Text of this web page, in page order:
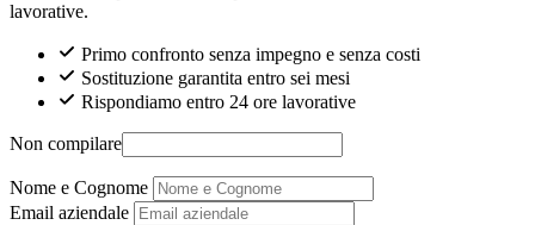
lavorative.
Primo confronto senza impegno e senza costi
Sostituzione garantita entro sei mesi
Rispondiamo entro 24 ore lavorative
Non compilare
Nome e Cognome
Email aziendale